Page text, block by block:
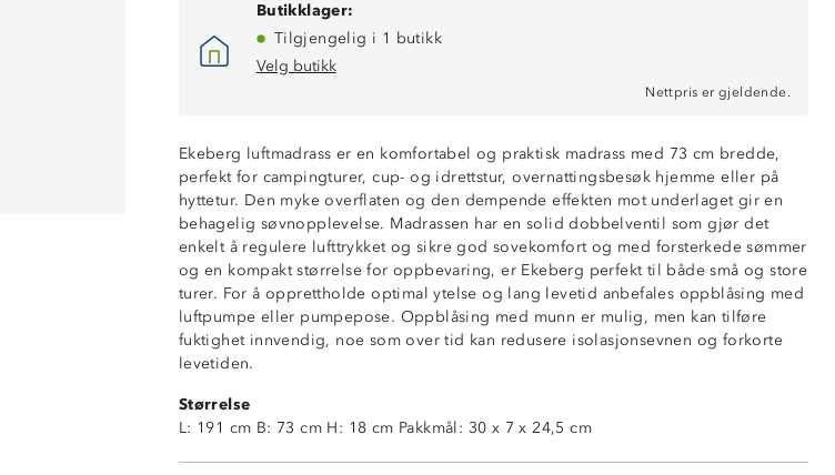
Butikklager:
Tilgjengelig i 1 butikk
Velg butikk
Nettpris er gjeldende.
Ekeberg luftmadrass er en komfortabel og praktisk madrass med 73 cm bredde,
perfekt for campingturer, cup- og idrettstur, overnattingsbesøk hjemme eller på
hyttetur. Den myke overflaten og den dempende effekten mot underlaget gir en
behagelig søvnopplevelse. Madrassen har en solid dobbelventil som gjør det
enkelt å regulere lufttrykket og sikre god sovekomfort og med forsterkede sømmer
og en kompakt størrelse for oppbevaring, er Ekeberg perfekt til både små og store
turer. For å opprettholde optimal ytelse og lang levetid anbefales oppblåsing med
luftpumpe eller pumpepose. Oppblåsing med munn er mulig, men kan tilføre
fuktighet innvendig, noe som over tid kan redusere isolasjonsevnen og forkorte
levetiden.
Størrelse
L: 191 cm B: 73 cm H: 18 cm Pakkmål: 30 x 7 x 24,5 cm
Myk overflate
Dempende mot underlag
Passer til pumpeposer og luftpumpe